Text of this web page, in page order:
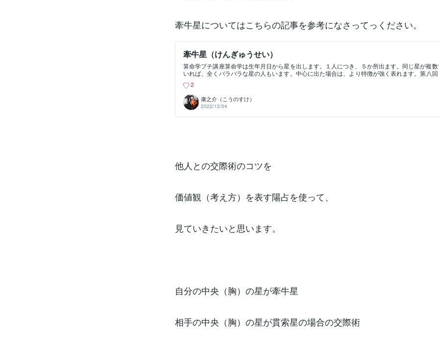
牽牛星についてはこちらの記事を参考になさってっください。
牽牛星（けんぎゅうせい）
算命学プチ講座算命学は生年月日から星を出します。１人につき、５か所出ます。同じ星が複数
いれば、全くバラバラな星の人もいます。中心に出た場合は、より特徴が強く表れます。第八
感・責任感が強い人です。常識や世間体、家柄や家風、社風などを気にして、みっともないこと
優等生タイプ。礼儀礼節もきちんと守ろうとしますから、品格と同時に、人からの信頼も得られ
面目で誠実で、融通がきかないくらい自制心が働くので、特に面白味に欠けるとか、気弱にみら
います。常に自分がいる場所や立場を全体的な目でとらえる冷静さは立派です。人によっては身
や友人恋人、配偶者、時には子どもたちに要求がきつくなってしまうこともあります。しかし
るので、是非組織に所属してください。苦労を表に出さず、スマートに手際よく動くその姿から
の星とも呼ばれます。一方で、「これは無理だ」と判断するとあっさり後退する潔さも持ち合わ
2
康之介（こうのすけ）
2022/12/04
他人との交際術のコツを
価値観（考え方）を表す陽占を使って、
見ていきたいと思います。
自分の中央（胸）の星が牽牛星
相手の中央（胸）の星が貫索星の場合の交際術